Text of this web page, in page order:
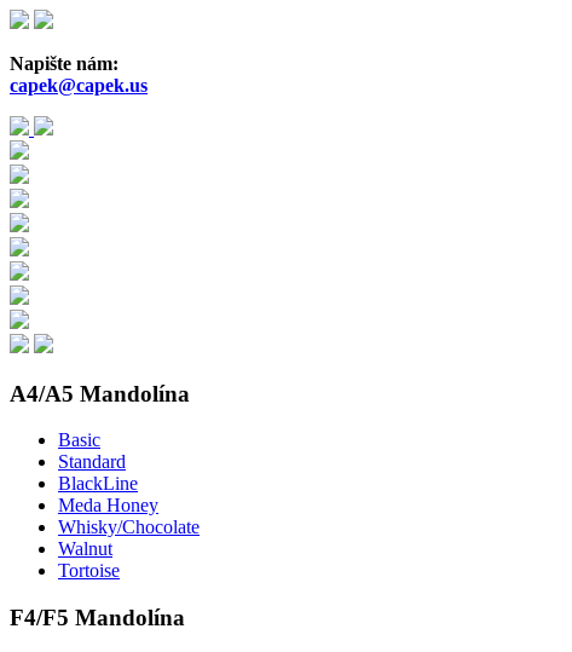
Přejít
hlavnímu
obsahu
Napište nám:
capek@capek.us
A4/A5 Mandolína
Basic
Standard
BlackLine
Meda Honey
Whisky/Chocolate
Walnut
Tortoise
F4/F5 Mandolína